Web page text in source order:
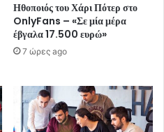
Ηθοποιός του Χάρι Πότερ στο
OnlyFans – «Σε μία μέρα
έβγαλα 17.500 ευρώ»
7 ώρες ago